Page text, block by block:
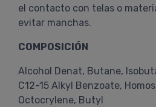
el contacto con telas o
evitar manchas.
COMPOSICIÓN
Alcohol Denat, Butane,
C12-15 Alkyl Benzoate,
Octocrylene, Butyl